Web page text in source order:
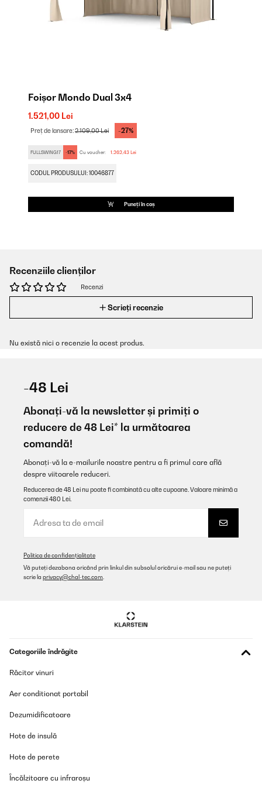
Foișor Mondo Dual 3x4
1.521,00 Lei
Preț de lansare:2.109,00 Lei -27%
FULLSWING17 -17% Cu voucher: 1.262,43 Lei
CODUL PRODUSULUI: 10046877
Puneți în coș
Recenziile clienților
Recenzi
Scrieți recenzie
Nu există nici o recenzie la acest produs.
-48 Lei
Abonați-vă la newsletter și primiți o
reducere de 48 Lei* la următoarea
comandă!
Abonați-vă la e-mailurile noastre pentru a fi primul care află
despre viitoarele reduceri.
Reducerea de 48 Lei nu poate fi combinată cu alte cupoane. Valoare minimă a
comenzii 480 Lei.
Politica de confidențialitate
Vă puteți dezabona oricând prin linkul din subsolul oricărui e-mail sau ne puteți
scrie la privacy@chal-tec.com
Categoriile îndrăgite
Răcitor vinuri
Aer conditionat portabil
Dezumidificatoare
Hote de insulă
Hote de perete
Încălzitoare cu infraroșu